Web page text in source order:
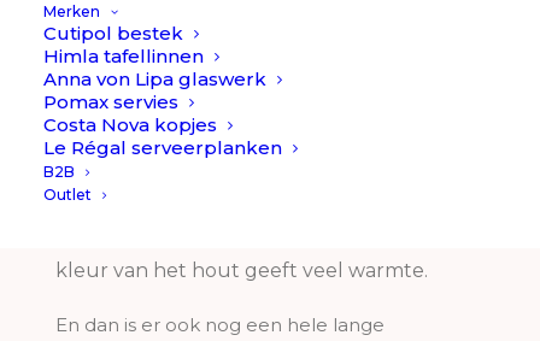
Merken
Cutipol bestek
Himla tafellinnen
Anna von Lipa glaswerk
Pomax servies
Costa Nova kopjes
Le Régal serveerplanken
B2B
Outlet
formaat.
De ronde borrelplank heeft een prachtig
handvat in dezelfde ronde vorm. En met
een doorsnede van 39 centimeter, lekker
groot! Ook prachtig om gewoon neer te
zetten tegen de wand van je keuken, de
kleur van het hout geeft veel warmte.
En dan is er ook nog een hele lange